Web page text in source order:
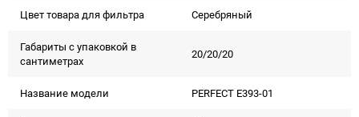
Цвет товара для фильтра Серебряный
Габариты с упаковкой в
сантиметрах
20/20/20
Название модели PERFECT E393-01